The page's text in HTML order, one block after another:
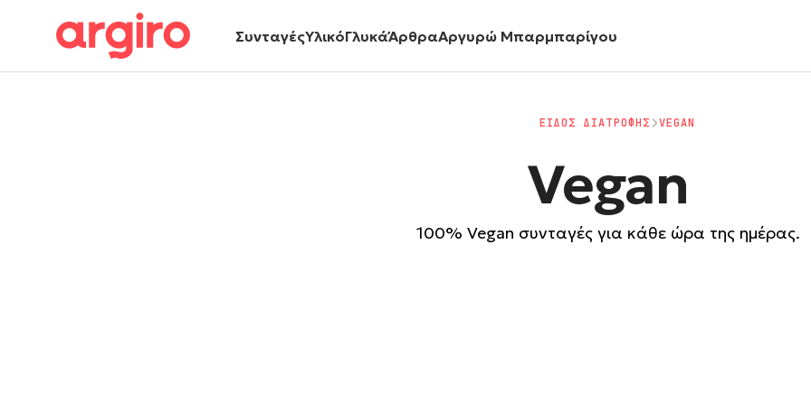
ΣυνταγέςΥλικόΓλυκάΆρθραΑργυρώ Μπαρμπαρίγου
ΕΙΔΟΣ ΔΙΑΤΡΟΦΗΣ VEGAN
Vegan
100% Vegan συνταγές για κάθε ώρα της ημέρας.